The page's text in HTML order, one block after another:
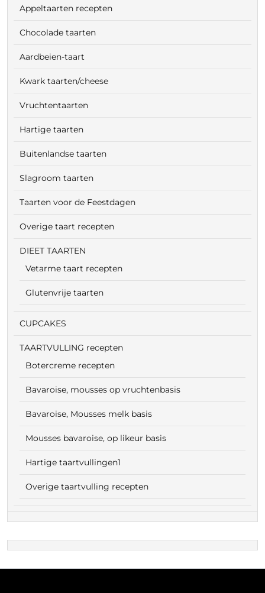
Appeltaarten recepten
Chocolade taarten
Aardbeien-taart
Kwark taarten/cheese
Vruchtentaarten
Hartige taarten
Buitenlandse taarten
Slagroom taarten
Taarten voor de Feestdagen
Overige taart recepten
DIEET TAARTEN
Vetarme taart recepten
Glutenvrije taarten
CUPCAKES
TAARTVULLING recepten
Botercreme recepten
Bavaroise, mousses op vruchtenbasis
Bavaroise, Mousses melk basis
Mousses bavaroise, op likeur basis
Hartige taartvullingen1
Overige taartvulling recepten